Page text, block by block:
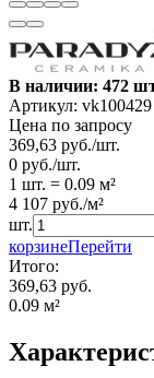
В наличии: 472
Артикул: vk100429
Цена по запросу
369,63 руб./шт.
0 руб./шт.
1 шт. = 0.09 м²
4 107 руб./м²
шт.
корзинеПерейти
Итого:
369,63 руб.
0.09 м²